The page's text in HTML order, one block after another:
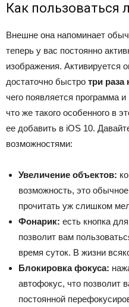
Как пользоваться
Внешне она напоминает
теперь у вас постоянно
изображения. Активируется
достаточно быстро три раза
чего появляется программа
что же такого особенного в
ее добавить в iOS 10.
возможностями:
Увеличение объектов:
возможность, это
прочитать уж слишком
Фонарик: есть кнопка
позволит вам
время суток. В жизни
Блокировка фокуса:
автофокус, что позволит
постоянной